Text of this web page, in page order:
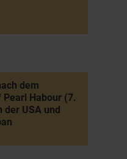
dem
Habour (7.
der USA und